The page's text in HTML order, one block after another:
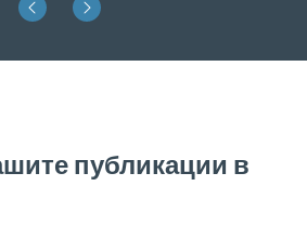
публикации в